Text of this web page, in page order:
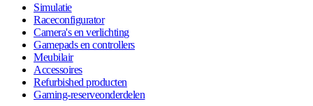
Simulatie
Raceconfigurator
Camera's en verlichting
Gamepads en controllers
Meubilair
Accessoires
Refurbished producten
Gaming-reserveonderdelen